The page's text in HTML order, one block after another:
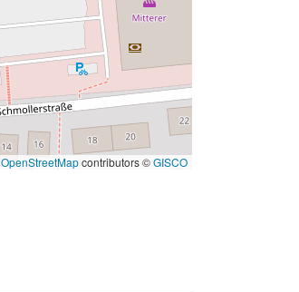
OpenStreetMapcontributors ©GISCO